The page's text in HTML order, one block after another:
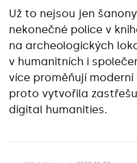
Už to nejsou jen
nekonečné police v
na archeologických
v humanitních i
více proměňují moderní
proto vytvořila
digital humanities.